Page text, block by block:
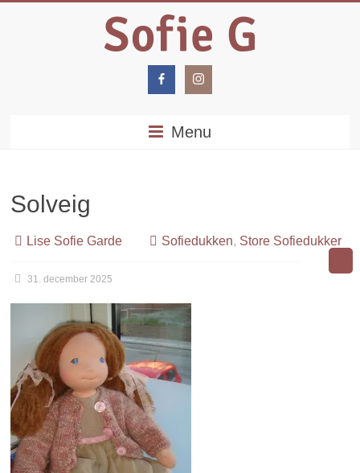
Menu
Solveig
Lise Sofie Garde Sofiedukken, Store Sofiedukker
31. december 2025